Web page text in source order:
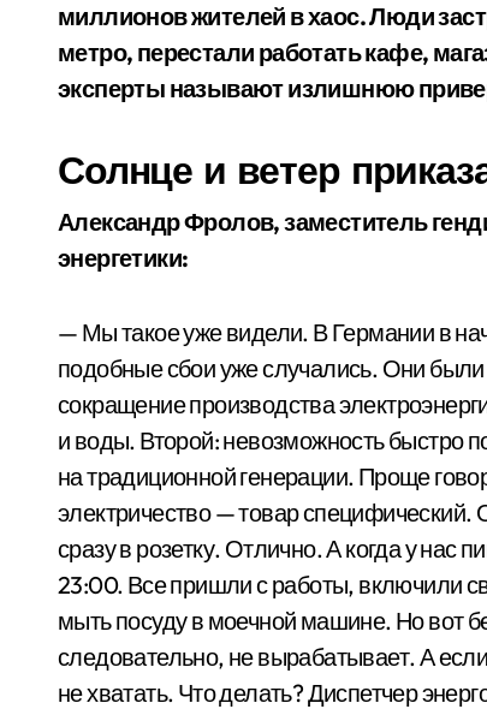
миллионов жителей в хаос. Люди
метро, перестали работать кафе,
эксперты называют излишнюю
Солнце и ветер
Александр Фролов, заместитель
энергетики:
— Мы такое уже видели. В Германии в
подобные сбои уже случались. Они
сокращение производства
и воды. Второй: невозможность быстро
на традиционной генерации. Проще
электричество — товар специфический.
сразу в розетку. Отлично. А когда у нас
23:00. Все пришли с работы, включили
мыть посуду в моечной машине. Но вот
следовательно, не вырабатывает. А
не хватать. Что делать? Диспетчер